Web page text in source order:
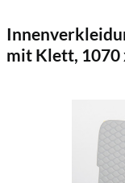
mit Klett, 1070